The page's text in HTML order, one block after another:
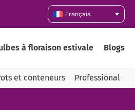
Français
à floraison estivale Blogs
et conteneurs Professional